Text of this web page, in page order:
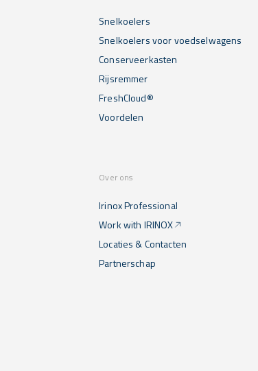
Snelkoelers
Snelkoelers voor voedselwagens
Conserveerkasten
Rijsremmer
FreshCloud®
Voordelen
Over ons
Irinox Professional
Work with IRINOX
Locaties & Contacten
Partnerschap